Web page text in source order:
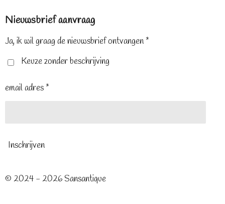
b
o
e
e
t
a
r
m
Nieuwsbrief aanvraag
Ja, ik wil graag de nieuwsbrief ontvangen *
Keuze zonder beschrijving
email adres *
Inschrijven
© 2024 - 2026 Sansantique